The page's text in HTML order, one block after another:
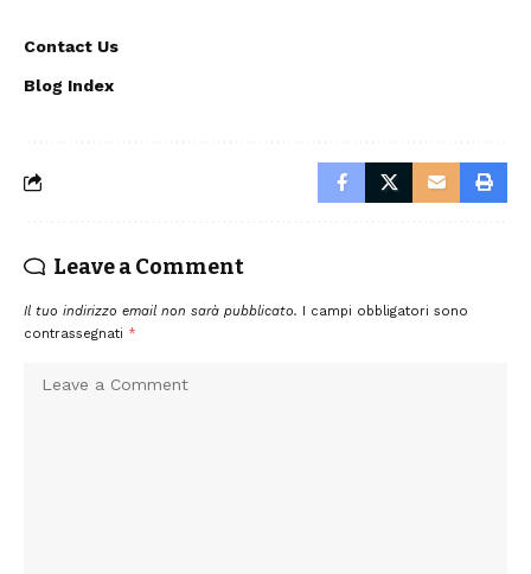
Contact Us
Blog Index
Leave a Comment
Il tuo indirizzo email non sarà pubblicato. I campi obbligatori sono
contrassegnati *